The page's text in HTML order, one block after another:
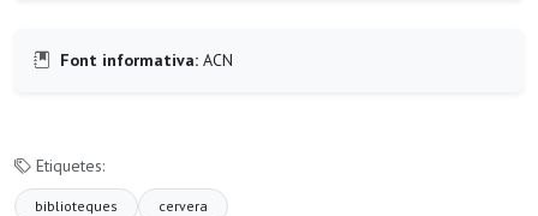
Font informativa: ACN
Etiquetes:
biblioteques cervera